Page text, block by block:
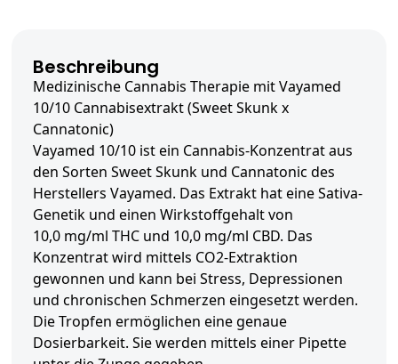
Beschreibung
Medizinische Cannabis Therapie mit Vayamed
10/10 Cannabisextrakt (Sweet Skunk x
Cannatonic)
Vayamed 10/10 ist ein Cannabis-Konzentrat aus
den Sorten Sweet Skunk und Cannatonic des
Herstellers Vayamed. Das Extrakt hat eine Sativa-
Genetik und einen Wirkstoffgehalt von
10,0 mg/ml THC und 10,0 mg/ml CBD. Das
Konzentrat wird mittels CO2-Extraktion
gewonnen und kann bei Stress, Depressionen
und chronischen Schmerzen eingesetzt werden.
Die Tropfen ermöglichen eine genaue
Dosierbarkeit. Sie werden mittels einer Pipette